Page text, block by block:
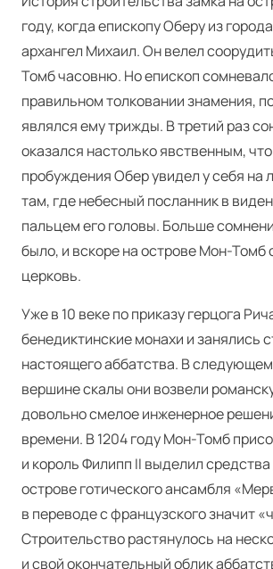
году, когда епископу Оберу из
архангел Михаил. Он велел
Томб часовню. Но епископ
правильном толковании знамения,
являлся ему трижды. В третий раз
оказался настолько явственным,
пробуждения Обер увидел у себя на
там, где небесный посланник в
пальцем его головы. Больше
было, и вскоре на острове Мон-Томб
церковь.
Уже в 10 веке по приказу герцога
бенедиктинские монахи и занялись
настоящего аббатства. В
вершине скалы они возвели
довольно смелое инженерное
времени. В 1204 году Мон-Томб
и король Филипп II выделил
острове готического ансамбля
в переводе с французского значит
Строительство растянулось на
и свой окончательный облик